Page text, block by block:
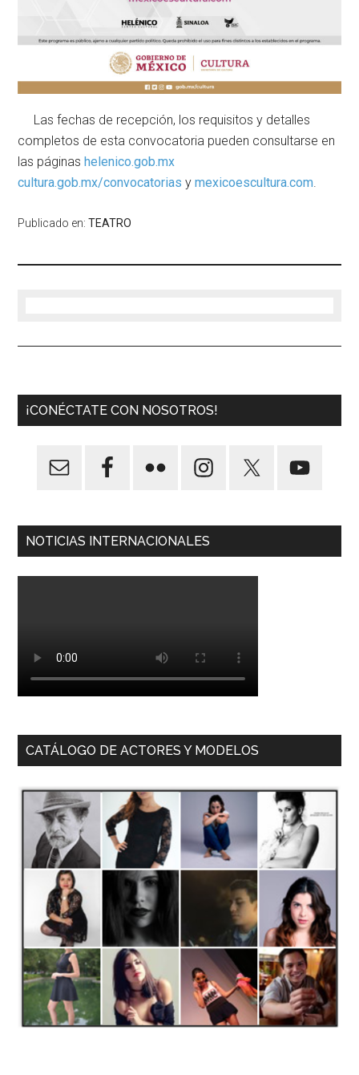
Las fechas de recepción, los requisitos y detalles
completos de esta convocatoria pueden consultarse en
las páginashelenico.gob.mx
cultura.gob.mx/convocatorias ymexicoescultura.com
Publicado en:TEATRO
¡CONÉCTATE CON NOSOTROS!
NOTICIAS INTERNACIONALES
CATÁLOGO DE ACTORES Y MODELOS